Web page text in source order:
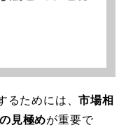
るためには、市場相
見極めが重要で